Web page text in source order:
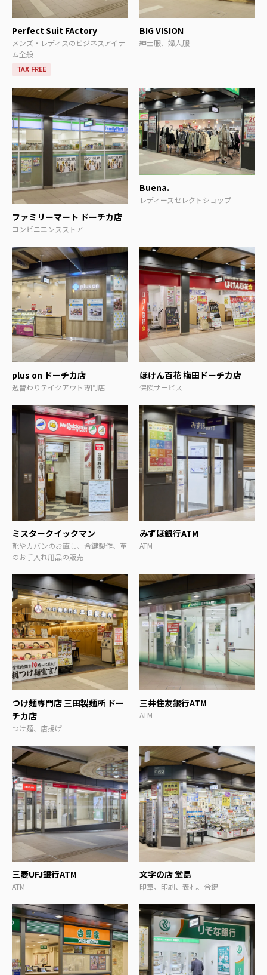
Perfect Suit FActory
メンズ・レディスのビジネスアイテ
ム全般
TAX FREE
BIG VISION
紳士服、婦人服
ファミリーマート ドーチカ店
コンビニエンスストア
Buena.
レディースセレクトショップ
plus on ドーチカ店
週替わりテイクアウト専門店
ほけん百花 梅田ドーチカ店
保険サービス
ミスタークイックマン
靴やカバンのお直し、合鍵製作、革
のお手入れ用品の販売
みずほ銀行ATM
ATM
つけ麺専門店 三田製麺所 ドー
チカ店
つけ麺、唐揚げ
三井住友銀行ATM
ATM
三菱UFJ銀行ATM
ATM
文字の店 堂島
印章、印刷、表札、合鍵